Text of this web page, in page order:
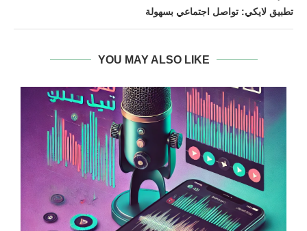
تطبيق لايكي: تواصل اجتماعي بسهولة
YOU MAY ALSO LIKE